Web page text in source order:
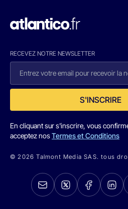
RECEVEZ NOTRE NEWSLETTER
S'INSCRIRE
En cliquant sur s'inscrire, vous
acceptez nosTermes et Conditions
© 2026 Talmont Media SAS. tous